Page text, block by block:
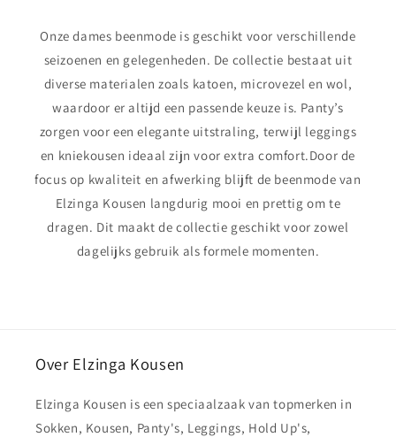
Onze dames beenmode is geschikt voor verschillende
seizoenen en gelegenheden. De collectie bestaat uit
diverse materialen zoals katoen, microvezel en wol,
waardoor er altijd een passende keuze is. Panty’s
zorgen voor een elegante uitstraling, terwijl leggings
en kniekousen ideaal zijn voor extra comfort.Door de
focus op kwaliteit en afwerking blijft de beenmode van
Elzinga Kousen langdurig mooi en prettig om te
dragen. Dit maakt de collectie geschikt voor zowel
dagelijks gebruik als formele momenten.
Over Elzinga Kousen
Elzinga Kousen is een speciaalzaak van topmerken in
Sokken, Kousen, Panty's, Leggings, Hold Up's,